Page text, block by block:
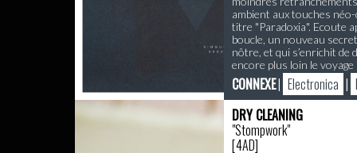
ambient aux touches
titre "Paradoxia". Ecoute
boucle, un nouveau
nôtre, et qui s’enrichit de
encore plus loin le
CONNEXE| Electronica |
DRY CLEANING
"Stompwork"
[4AD]